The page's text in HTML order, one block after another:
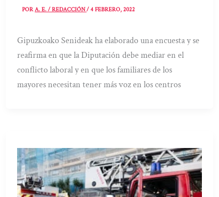
PORA. E. / REDACCIÓN/4 FEBRERO, 2022
Gipuzkoako Senideak ha elaborado una encuesta y se
reafirma en que la Diputación debe mediar en el
conflicto laboral y en que los familiares de los
mayores necesitan tener más voz en los centros